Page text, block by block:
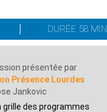
DURÉE 58 MIN
présentée par
Présence Lourdes
Jankovic
grille des programmes